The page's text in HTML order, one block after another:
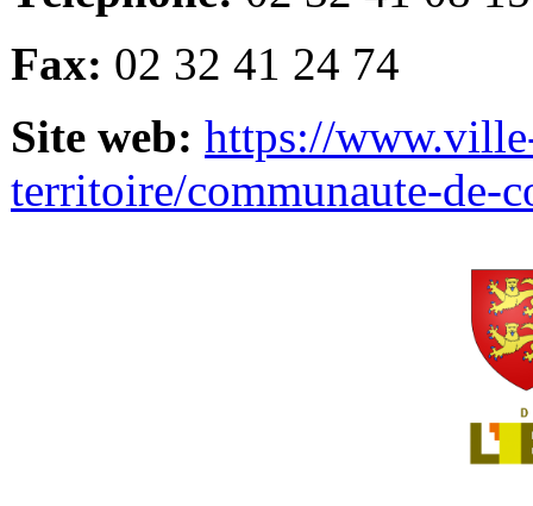
Fax: 02 32 41 24 74
Site web: https://
territoire/communaute-de-